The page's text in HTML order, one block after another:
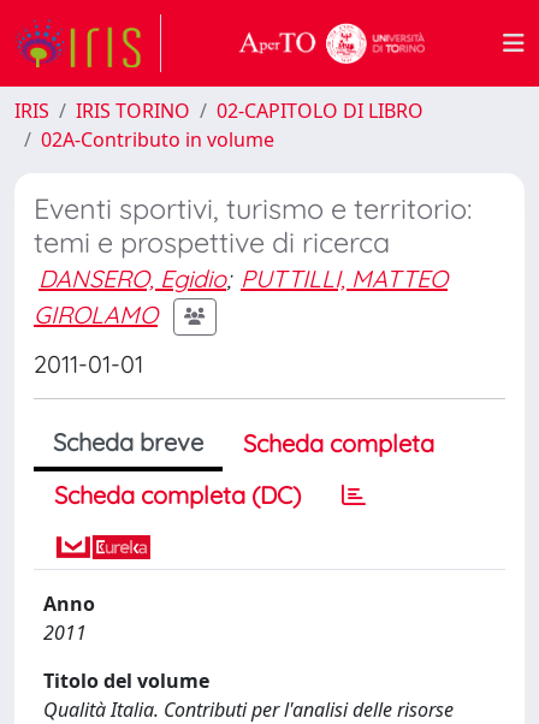
IRIS IRIS TORINO
02-CAPITOLO DI LIBRO
02A-Contributo in volume
Eventi sportivi, turismo e territorio:
temi e prospettive di ricerca
DANSERO, Egidio; PUTTILLI, MATTEO
GIROLAMO
2011-01-01
Scheda breve
Scheda completa
Scheda completa (DC)
Anno
2011
Titolo del volume
Qualità Italia. Contributi per l'analisi delle risorse